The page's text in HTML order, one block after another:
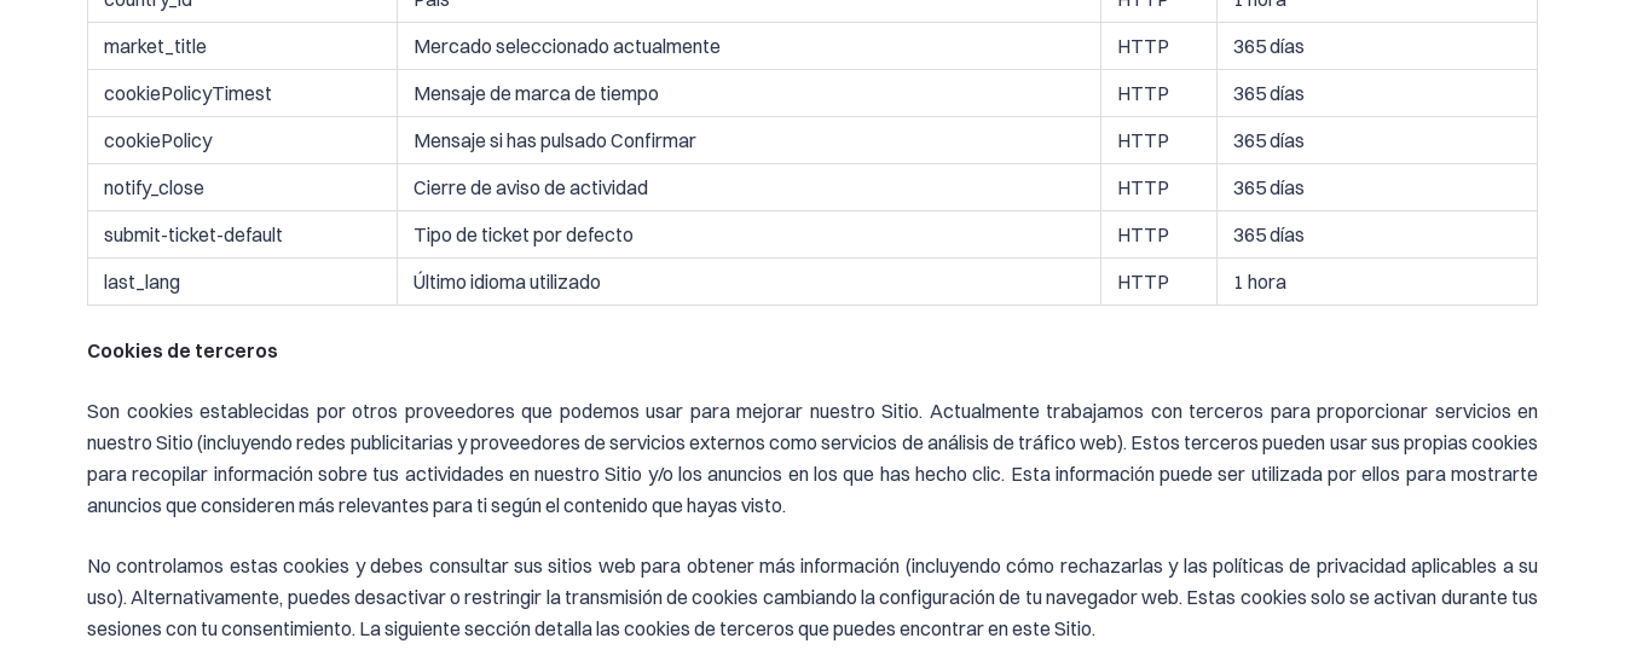
market_title
Mercado seleccionado actualmente HTTP
365 días
cookiePolicyTimest
Mensaje de marca de tiempo HTTP
365 días
cookiePolicy
Mensaje si has pulsado Confirmar HTTP
365 días
notify_close
Cierre de aviso de actividad HTTP
365 días
submit-ticket-default
Tipo de ticket por defecto HTTP
365 días
last_lang
Último idioma utilizado HTTP 1 hora
Cookies de terceros
Son cookies establecidas por otros proveedores que podemos usar para mejorar nuestro Sitio. Actualmente trabajamos con terceros para proporcionar servicios en
nuestro Sitio (incluyendo redes publicitarias y proveedores de servicios externos como servicios de análisis de tráfico web). Estos terceros pueden usar sus propias cookies
para recopilar información sobre tus actividades en nuestro Sitio y/o los anuncios en los que has hecho clic. Esta información puede ser utilizada por ellos para mostrarte
anuncios que consideren más relevantes para ti según el contenido que hayas visto.
No controlamos estas cookies y debes consultar sus sitios web para obtener más información (incluyendo cómo rechazarlas y las políticas de privacidad aplicables a su
uso). Alternativamente, puedes desactivar o restringir la transmisión de cookies cambiando la configuración de tu navegador web. Estas cookies solo se activan durante tus
sesiones con tu consentimiento. La siguiente sección detalla las cookies de terceros que puedes encontrar en este Sitio.